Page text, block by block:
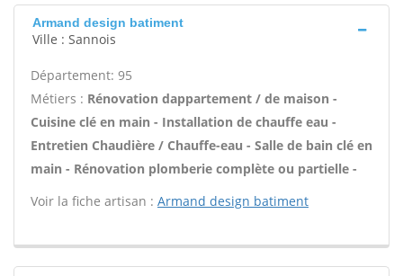
Armand design batiment
Ville : Sannois
Département: 95
Métiers : Rénovation dappartement / de maison -
Cuisine clé en main - Installation de chauffe eau -
Entretien Chaudière / Chauffe-eau - Salle de bain clé en
main - Rénovation plomberie complète ou partielle -
Voir la fiche artisan : Armand design batiment